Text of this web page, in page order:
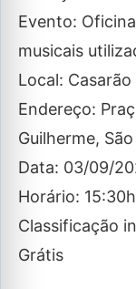
Evento:
musicais
Local:
Endereço:
Guilherme,
Data: 03/09/
Horário: 15:30h
Classificação
Grátis